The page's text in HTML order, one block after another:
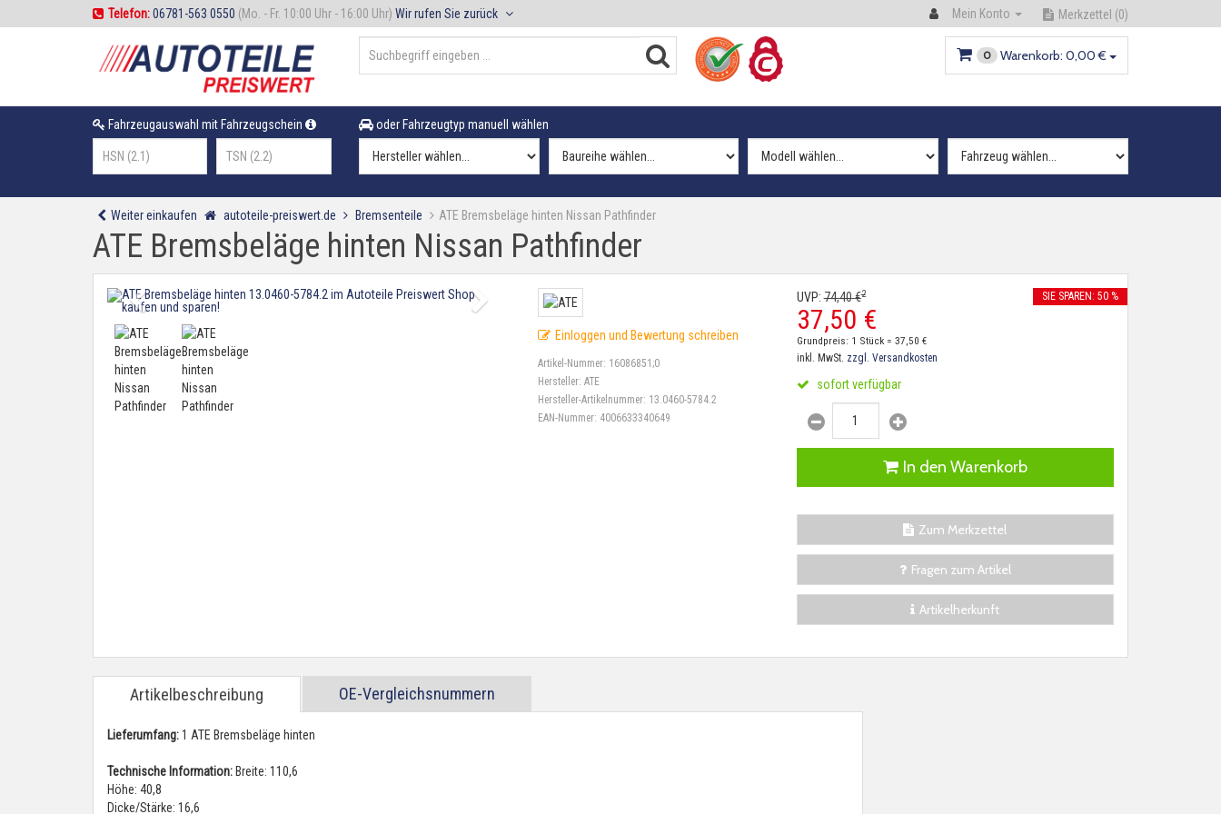
Telefon:06781-563 0550 (Mo. - Fr. 10:00 Uhr - 16:00 Uhr) Wir rufen Sie zurück Mein Konto Merkzettel (0)
0 Warenkorb: 0,00 €
Fahrzeugauswahl mit Fahrzeugschein oder Fahrzeugtyp manuell wählen
Weiter einkaufen autoteile-preiswert.de Bremsenteile ATE Bremsbeläge hinten Nissan Pathfinder
ATE Bremsbeläge hinten Nissan Pathfinder
Einloggen und Bewertung schreiben
Artikel-Nummer: 16086851;0
Hersteller:ATE
Hersteller-Artikelnummer: 13.0460-5784.2
EAN-Nummer: 4006633340649
UVP:74,40€2
37,50 €
SIE SPAREN: 50 %
Grundpreis: 1 Stück = 37,50 €
inkl. MwSt. zzgl. Versandkosten
sofort verfügbar
In den Warenkorb
Zum Merkzettel
Fragen zum Artikel
Artikelherkunft
Artikelbeschreibung OE-Vergleichsnummern
Lieferumfang:1 ATE Bremsbeläge hinten
Technische Information: Breite: 110,6
Höhe: 40,8
Dicke/Stärke: 16,6